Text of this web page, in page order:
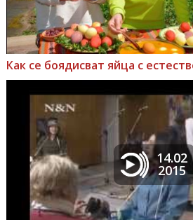
Как се боядисват яйца с
14.02
2015